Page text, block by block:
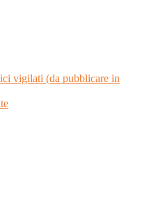
vigilati (da pubblicare in